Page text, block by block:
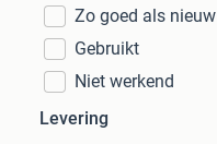
Zo goed als nieuw
Gebruikt
Niet werkend
Levering